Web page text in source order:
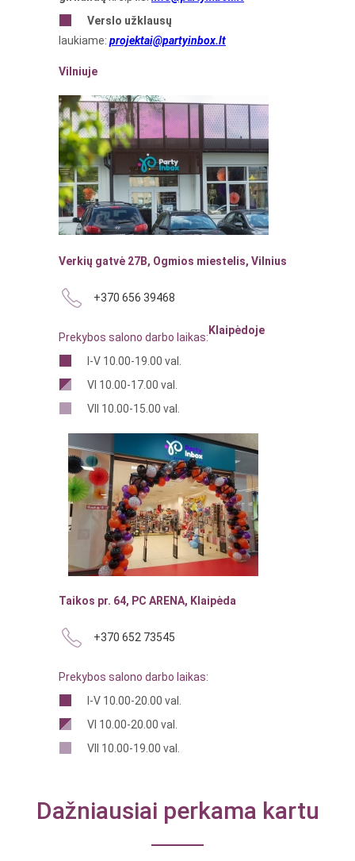
Verslo užklausų
laukiame: projektai@partyinbox.lt
Vilniuje
Verkių gatvė 27B, Ogmios miestelis, Vilnius
+370 656 39468
Prekybos salono darbo laikas:
I-V 10.00-19.00 val.
VI 10.00-17.00 val.
VII 10.00-15.00 val.
Klaipėdoje
Taikos pr. 64, PC ARENA, Klaipėda
+370 652 73545
Prekybos salono darbo laikas:
I-V 10.00-20.00 val.
VI 10.00-20.00 val.
VII 10.00-19.00 val.
Dažniausiai perkama kartu